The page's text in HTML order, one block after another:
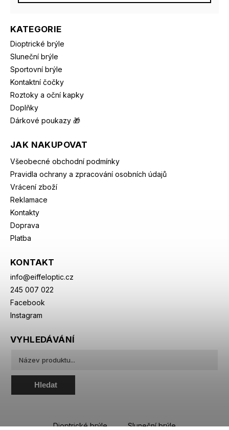
KATEGORIE
Dioptrické brýle
Sluneční brýle
Sportovní brýle
Kontaktní čočky
Roztoky a oční kapky
Doplňky
Dárkové poukazy 🎁
JAK NAKUPOVAT
Všeobecné obchodní podmínky
Pravidla ochrany a zpracování osobních údajů
Vrácení zboží
Reklamace
Kontakty
Doprava
Platba
KONTAKT
info@eiffeloptic.cz
245 007 022
Facebook
Instagram
VYHLEDÁVÁNÍ
Hledat
Dioptrické brýle Sluneční brýle